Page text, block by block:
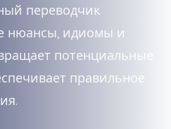
переводчик
нюансы, идиомы и
потенциальные
правильное